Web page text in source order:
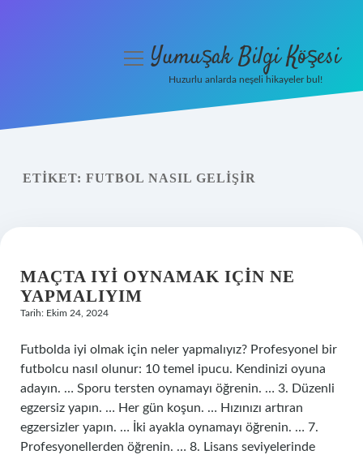
Yasal Uyarı
menüyüYumuşak Bilgi Köşesi
Huzurlu anlarda neşeli hikayeler bul!
ETIKET: FUTBOL NASIL GELIŞIR
MAÇTA IYI OYNAMAK IÇIN NE
YAPMALIYIM
Tarih: Ekim 24, 2024
Futbolda iyi olmak için neler yapmalıyız? Profesyonel bir
futbolcu nasıl olunur: 10 temel ipucu. Kendinizi oyuna
adayın. … Sporu tersten oynamayı öğrenin. … 3. Düzenli
egzersiz yapın. … Her gün koşun. … Hızınızı artıran
egzersizler yapın. … İki ayakla oynamayı öğrenin. … 7.
Profesyonellerden öğrenin. … 8. Lisans seviyelerinde